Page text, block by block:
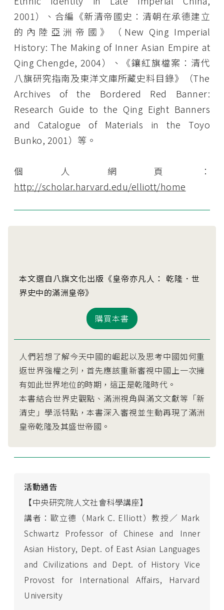
2001）、合編《新清帝國史：清朝在承德建立
的內陸亞洲帝國》（New Qing Imperial
History: The Making of Inner Asian Empire at
Qing Chengde, 2004）、《鑲紅旗檔案：清代
八旗研究指南及東洋文庫所藏史料目錄》（The
Archives of the Bordered Red Banner:
Research Guide to the Qing Eight Banners
and Catalogue of Materials in the Toyo
Bunko, 2001）等。
個人網頁：
http://scholar.harvard.edu/elliott/home
本文選自八旗文化出版《皇帝亦凡人： 乾隆．世
界史中的滿洲皇帝》
購買本書
人們若想了解今天中國的崛起以及思考中國如何重
返世界強權之列，首先應該重新審視中國上一次擁
有如此世界地位的時期，這正是乾隆時代。
本書結合世界史觀點、滿洲視角與滿文文獻等「新
清史」學派特點，本書深入審視並生動再現了滿洲
皇帝乾隆及其盛世帝國。
活動通告
【中央研究院人文社會科學講座】
講者：歐立德（Mark C. Elliott）教授／ Mark
Schwartz Professor of Chinese and Inner
Asian History, Dept. of East Asian Languages
and Civilizations and Dept. of History Vice
Provost for International Affairs, Harvard
University